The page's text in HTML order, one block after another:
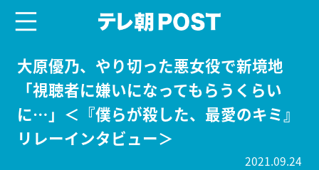
大原優乃、やり切った悪女役で新境地
「視聴者に嫌いになってもらうくらい
に…」＜『僕らが殺した、最愛のキミ』
リレーインタビュー＞
2021.09.24